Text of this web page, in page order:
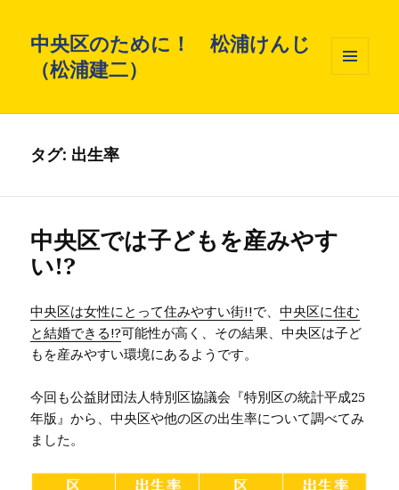
中央区のために！ 松浦けんじ
（松浦建二）
ィジェ
タグ: 出生率
中央区では子どもを産みやす
い!?
中央区は女性にとって住みやすい街!!で、中央区に住む
と結婚できる!?可能性が高く、その結果、中央区は子ど
もを産みやすい環境にあるようです。
今回も公益財団法人特別区協議会『特別区の統計平成25
年版』から、中央区や他の区の出生率について調べてみ
ました。